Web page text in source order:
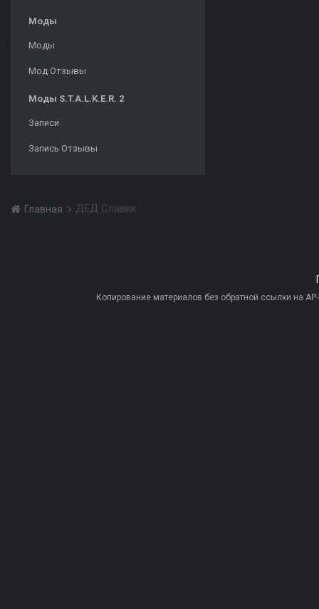
Моды
Моды
Мод Отзывы
Моды S.T.A.L.K.E.R. 2
Записи
Запись Отзывы
Главная ДЕД Славик
Копирование материалов без обратной ссылки на